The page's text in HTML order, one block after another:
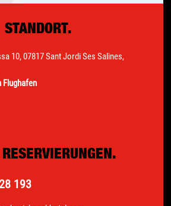
STANDORT.
10, 07817 Sant Jordi Ses Salines,
Flughafen
RESERVIERUNGEN.
193